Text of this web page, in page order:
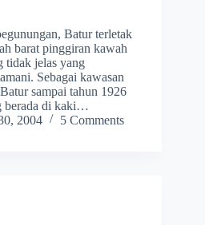
Batur terletak
barat pinggiran kawah
tidak jelas yang
Sebagai kawasan
sampai tahun 1926
berada di kaki…
2004 5 Comments